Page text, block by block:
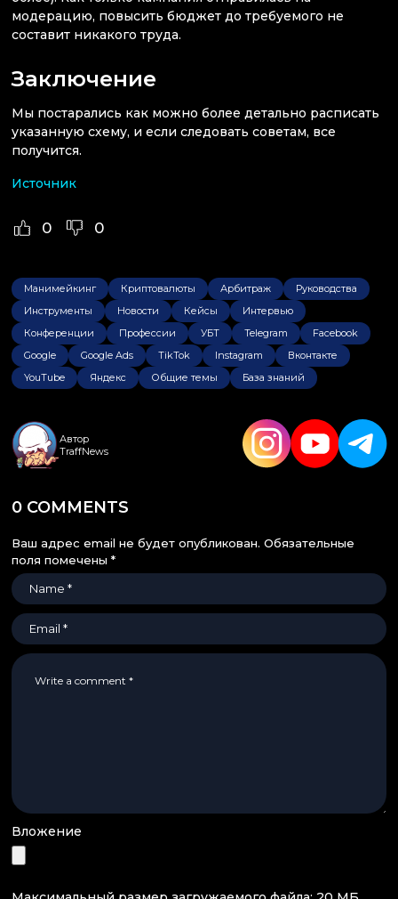
модерацию, повысить бюджет до требуемого не
составит никакого труда.
Заключение
Мы постарались как можно более детально расписать
указанную схему, и если следовать советам, все
получится.
Источник
0 0
Манимейкинг Криптовалюты Арбитраж
Руководства
Инструменты
Новости Кейсы
Интервью
Конференции
Профессии УБТ Telegram
Facebook
Google
Google Ads TikTok Instagram
Вконтакте
YouTube
Яндекс Общие темы База знаний
Автор
TraffNews
0 COMMENTS
Ваш адрес email не будет опубликован. Обязательные
поля помечены *
Вложение